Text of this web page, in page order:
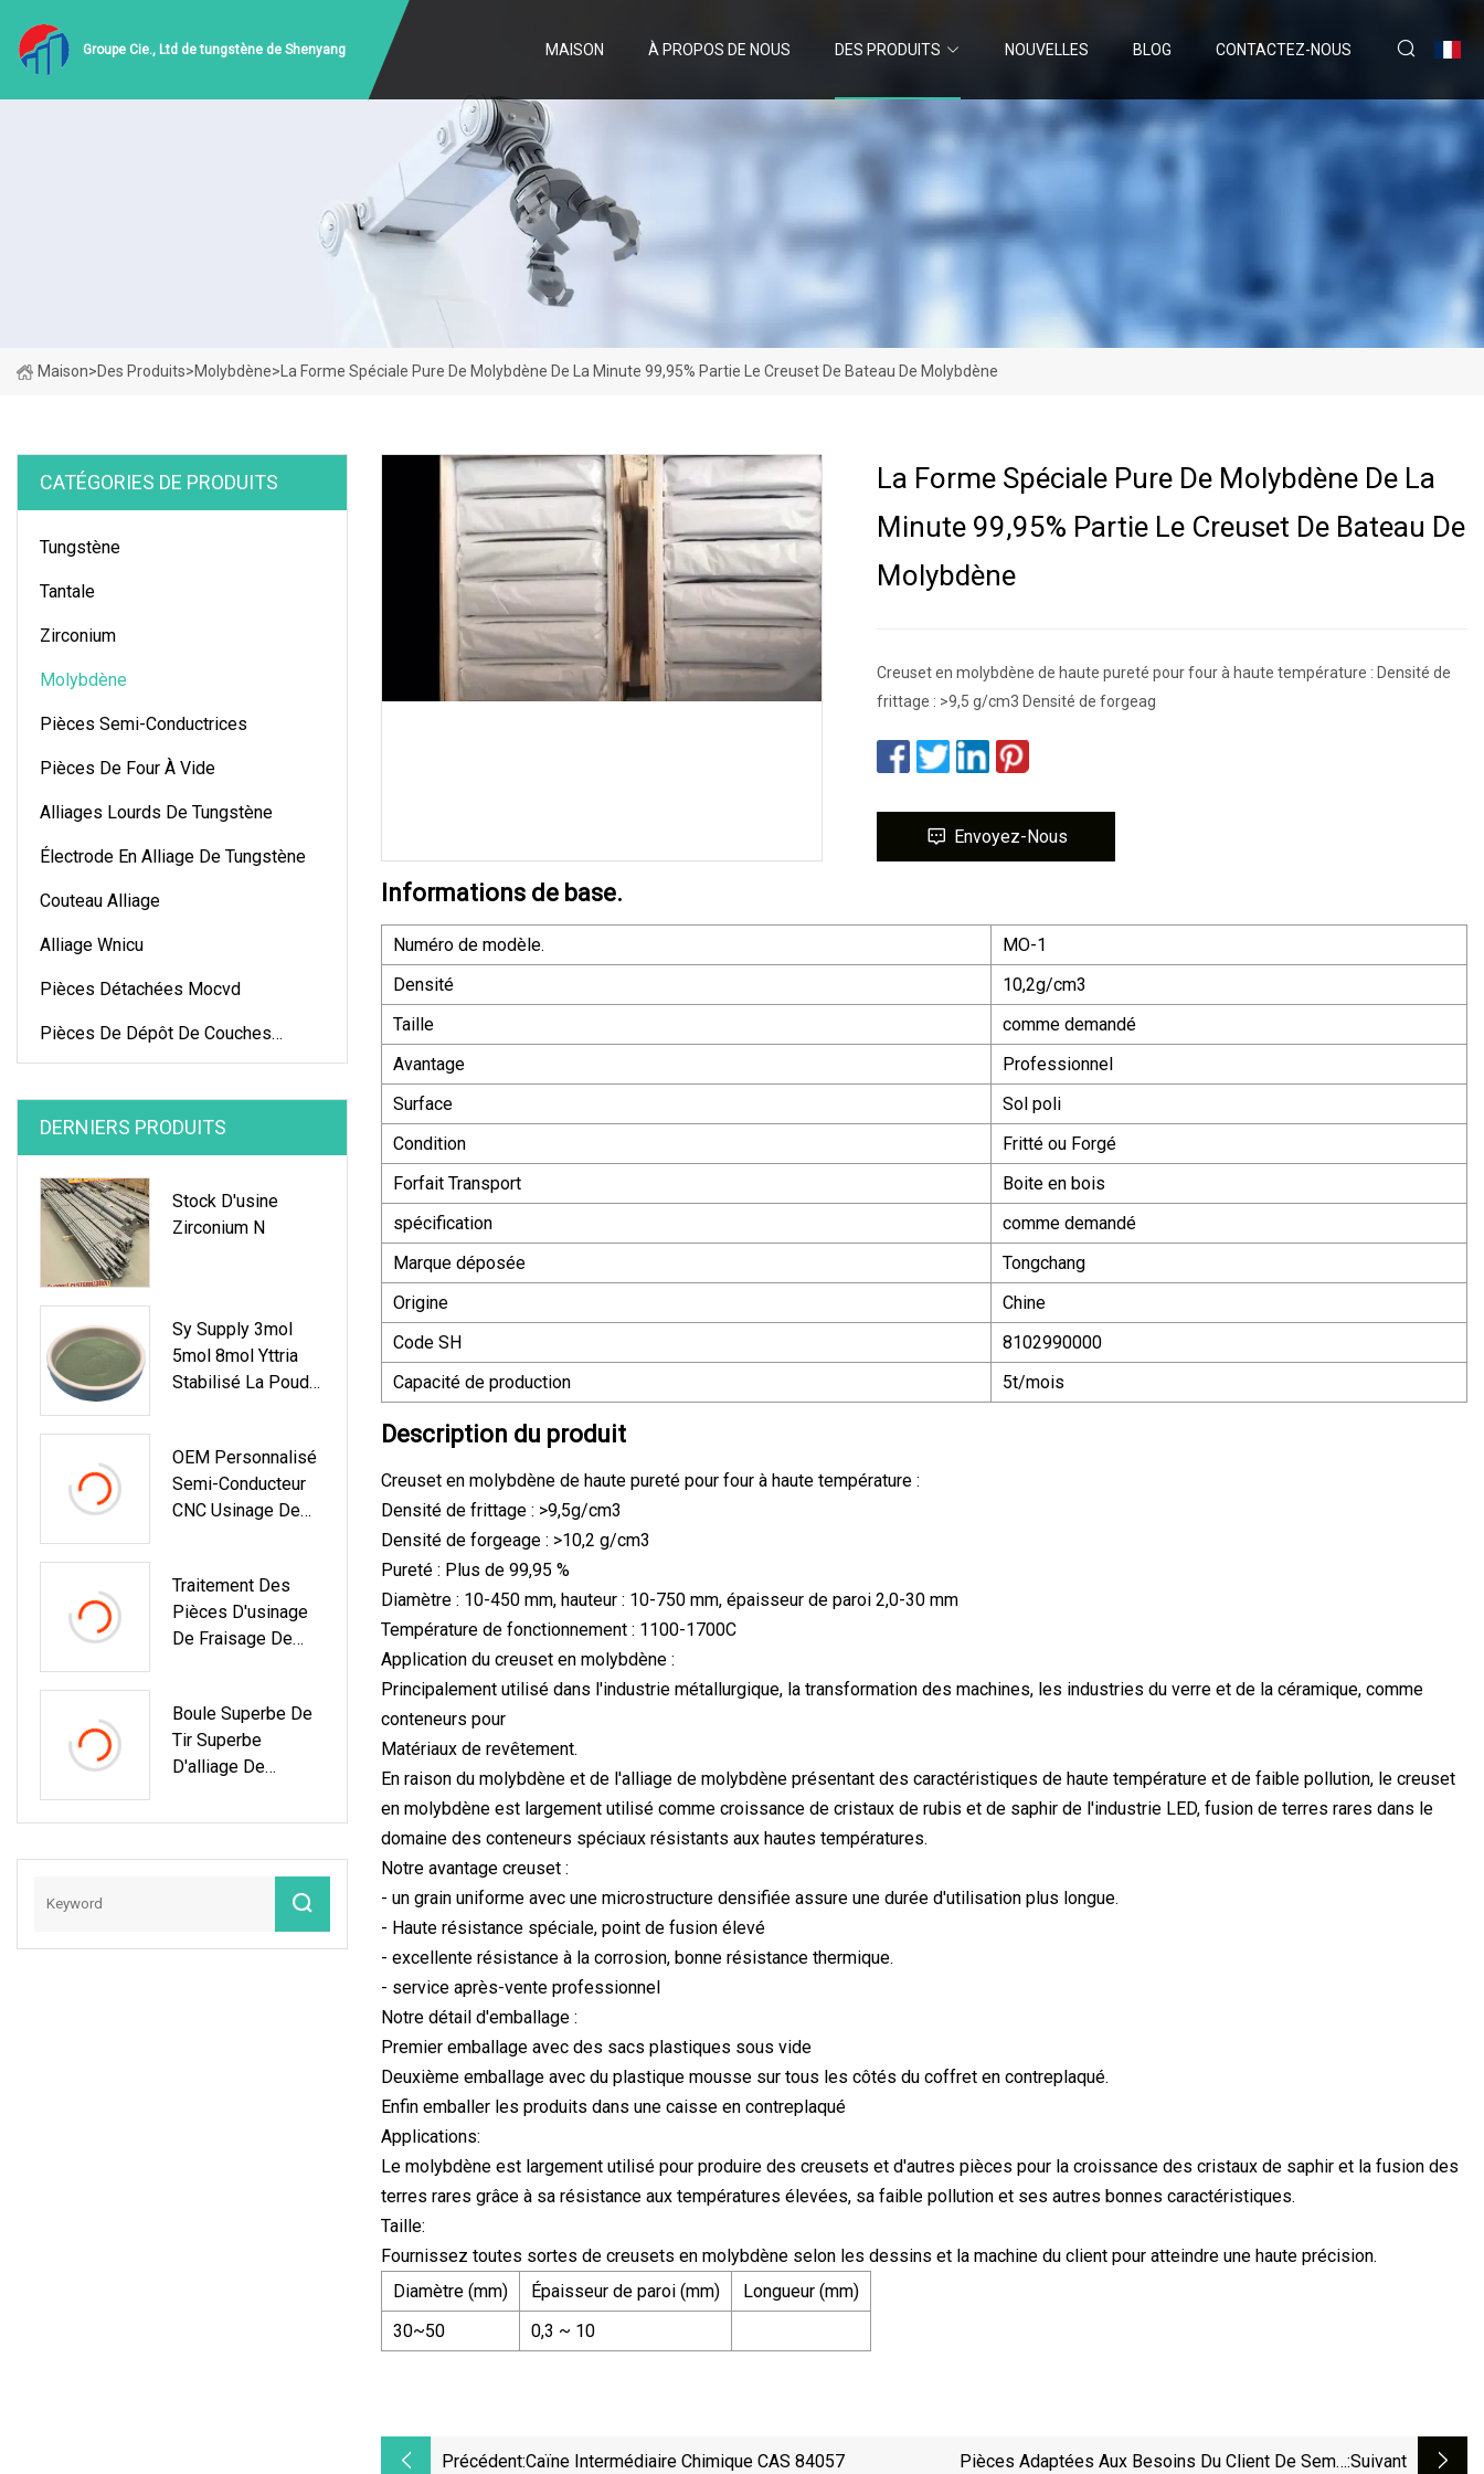
Groupe Cie., Ltd de tungstène de Shenyang MAISON À PROPOS DE NOUS DES PRODUITS NOUVELLES BLOG CONTACTEZ-NOUS
Maison>Des Produits>Molybdène> La Forme Spéciale Pure De Molybdène De La Minute 99,95% Partie Le Creuset De Bateau De Molybdène
CATÉGORIES DE PRODUITS
Tungstène
Tantale
Zirconium
Molybdène
Pièces Semi-Conductrices
Pièces De Four À Vide
Alliages Lourds De Tungstène
Électrode En Alliage De Tungstène
Couteau Alliage
Alliage Wnicu
Pièces Détachées Mocvd
Pièces De Dépôt De Couches
Minces
DERNIERS PRODUITS
Stock D'usine
Zirconium N
Sy Supply 3mol
5mol 8mol Yttria
Stabilisé La Poudre
Zircone
OEM Personnalisé
Semi-Conducteur
CNC Usinage De
Pièces De
Rechange
Traitement Des
Pièces D'usinage
De Fraisage De
Ordinateur
D'accessoires De
Matériel De
Conducteur De
Numérique Par
Boule Superbe De
Tir Superbe
D'alliage De
Tungstène Lourd
La Forme Spéciale Pure De Molybdène De La
Minute 99,95% Partie Le Creuset De Bateau De
Molybdène
Creuset en molybdène de haute pureté pour four à haute température : Densité de
frittage : >9,5 g/cm3 Densité de forgeag
Envoyez-Nous
Informations de base.
Numéro de modèle.
MO-1
Densité
10,2g/cm3
Taille
comme demandé
Avantage
Professionnel
Surface
Sol poli
Condition
Fritté ou Forgé
Forfait Transport
Boite en bois
spécification
comme demandé
Marque déposée
Tongchang
Origine
Chine
Code SH
8102990000
Capacité de production
5t/mois
Description du produit
Creuset en molybdène de haute pureté pour four à haute température :
Densité de frittage : >9,5g/cm3
Densité de forgeage : >10,2 g/cm3
Pureté : Plus de 99,95 %
Diamètre : 10-450 mm, hauteur : 10-750 mm, épaisseur de paroi 2,0-30 mm
Température de fonctionnement : 1100-1700C
Application du creuset en molybdène :
Principalement utilisé dans l'industrie métallurgique, la transformation des machines, les industries du verre et de la céramique, comme
conteneurs pour
Matériaux de revêtement.
En raison du molybdène et de l'alliage de molybdène présentant des caractéristiques de haute température et de faible pollution, le creuset
en molybdène est largement utilisé comme croissance de cristaux de rubis et de saphir de l'industrie LED, fusion de terres rares dans le
domaine des conteneurs spéciaux résistants aux hautes températures.
Notre avantage creuset :
- un grain uniforme avec une microstructure densifiée assure une durée d'utilisation plus longue.
- Haute résistance spéciale, point de fusion élevé
- excellente résistance à la corrosion, bonne résistance thermique.
- service après-vente professionnel
Notre détail d'emballage :
Premier emballage avec des sacs plastiques sous vide
Deuxième emballage avec du plastique mousse sur tous les côtés du coffret en contreplaqué.
Enfin emballer les produits dans une caisse en contreplaqué
Applications:
Le molybdène est largement utilisé pour produire des creusets et d'autres pièces pour la croissance des cristaux de saphir et la fusion des
terres rares grâce à sa résistance aux températures élevées, sa faible pollution et ses autres bonnes caractéristiques.
Taille:
Fournissez toutes sortes de creusets en molybdène selon les dessins et la machine du client pour atteindre une haute précision.
Diamètre (mm)
Épaisseur de paroi (mm)
Longueur (mm)
30~50
0,3 ~ 10
Précédent:Caïne Intermédiaire Chimique CAS 84057
Pièces Adaptées Aux Besoins Du Client De Semi-:suivant